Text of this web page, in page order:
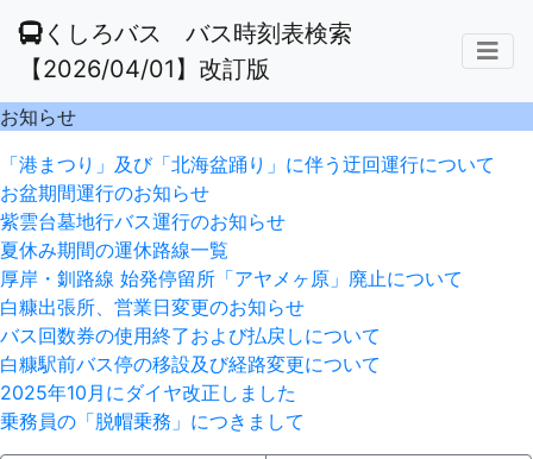
くしろバス バス時刻表検索
【2026/04/01】改訂版
お知らせ
「港まつり」及び「北海盆踊り」に伴う迂回運行について
お盆期間運行のお知らせ
紫雲台墓地行バス運行のお知らせ
夏休み期間の運休路線一覧
厚岸・釧路線 始発停留所「アヤメヶ原」廃止について
白糠出張所、営業日変更のお知らせ
バス回数券の使用終了および払戻しについて
白糠駅前バス停の移設及び経路変更について
2025年10月にダイヤ改正しました
乗務員の「脱帽乗務」につきまして